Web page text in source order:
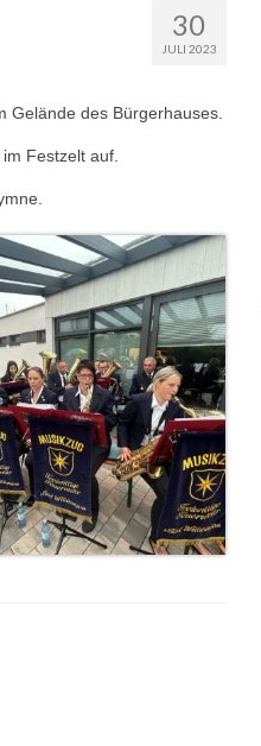
30
JULI 2023
Gelände des Bürgerhauses.
Festzelt auf.